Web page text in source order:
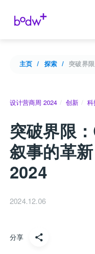
主页 探索
设计营商周 2024 创新
突破界限
叙事的革
2024
2024.12.06
分享